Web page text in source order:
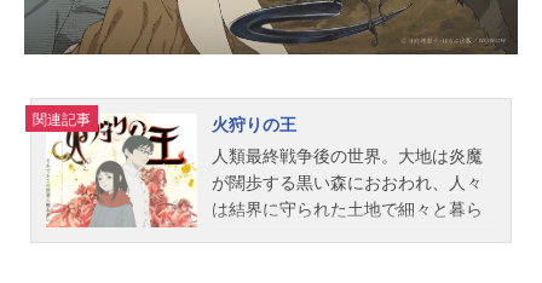
樹蛇島透：関俊彦皇：てらそままさ
き白虎あかり：Lynn功刀：津田健次
館ビッグコミックスペリオール連載)
監督：佐藤雄三シリーズ構成：金月
龍之介キャラクターデザイン：土屋
圭...
関連記事
火狩りの王
人類最終戦争後の世界。大地は炎魔
が闊歩する黒い森におおわれ、人々
は結界に守られた土地で細々と暮ら